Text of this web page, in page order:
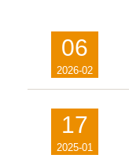
06
2026-02
17
2025-01